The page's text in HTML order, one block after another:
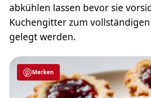
abkühlen lassen bevor sie
Kuchengitter zum
gelegt werden.
Merken